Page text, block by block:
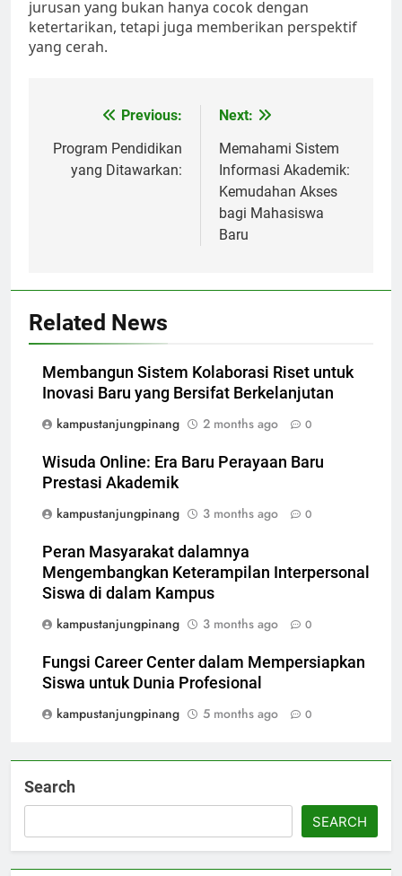
jurusan yang bukan hanya cocok dengan
ketertarikan, tetapi juga memberikan perspektif
yang cerah.
navigation
Previous:
Program Pendidikan
yang Ditawarkan:
Next:
Memahami Sistem
Informasi Akademik:
Kemudahan Akses
bagi Mahasiswa
Baru
Related News
Membangun Sistem Kolaborasi Riset untuk
Inovasi Baru yang Bersifat Berkelanjutan
kampustanjungpinang
2 months ago 0
Wisuda Online: Era Baru Perayaan Baru
Prestasi Akademik
kampustanjungpinang
3 months ago 0
Peran Masyarakat dalamnya
Mengembangkan Keterampilan Interpersonal
Siswa di dalam Kampus
kampustanjungpinang
3 months ago 0
Fungsi Career Center dalam Mempersiapkan
Siswa untuk Dunia Profesional
kampustanjungpinang
5 months ago 0
Search
SEARCH